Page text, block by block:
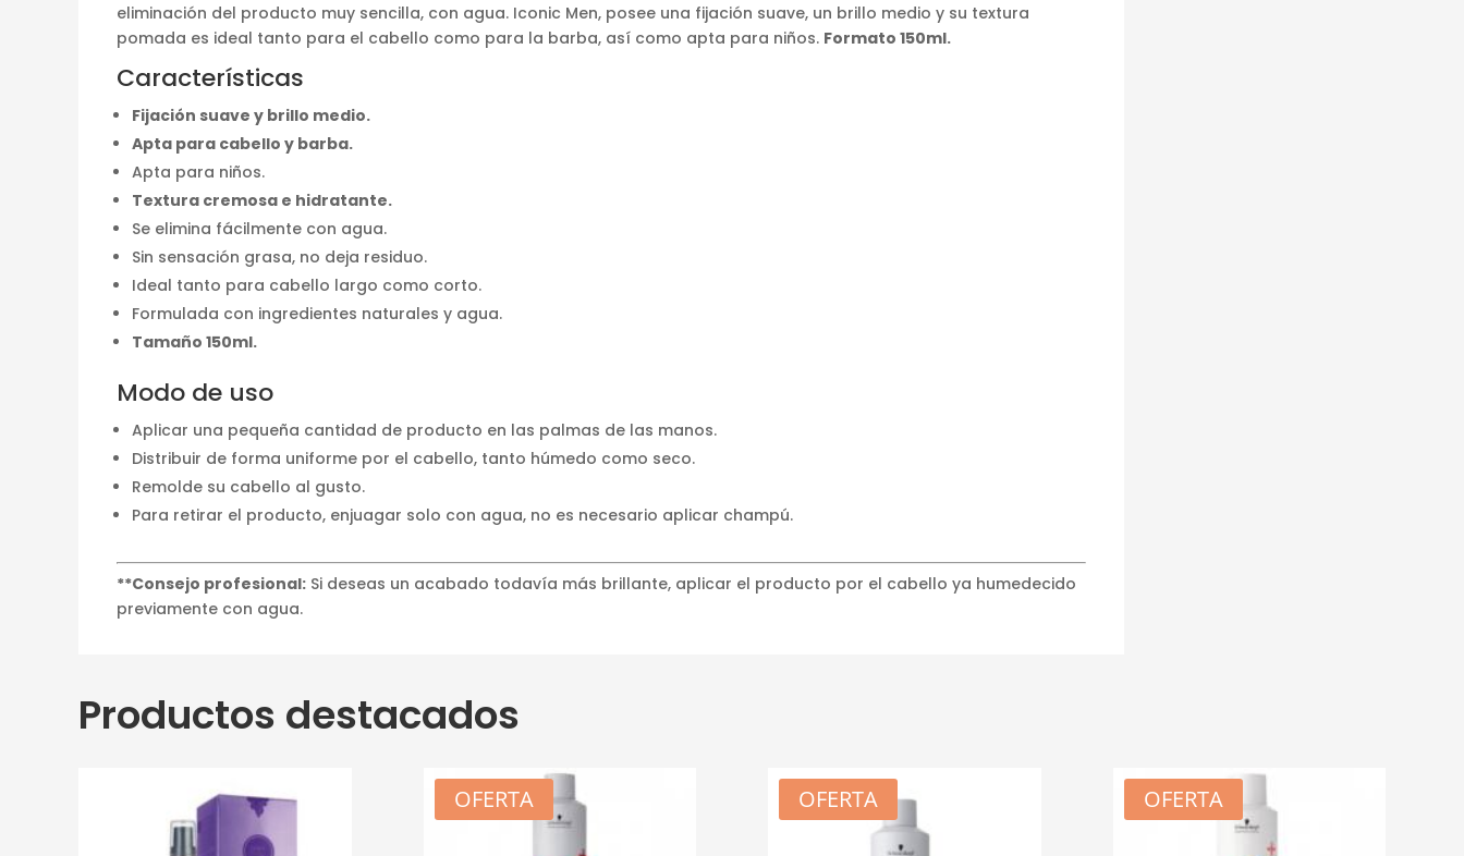
eliminación del producto muy sencilla, con agua. Iconic Men, posee una fijación suave, un brillo medio y su textura
pomada es ideal tanto para el cabello como para la barba, así como apta para niños. Formato 150ml.
Características
Fijación suave y brillo medio.
Apta para cabello y barba.
Apta para niños.
Textura cremosa e hidratante.
Se elimina fácilmente con agua.
Sin sensación grasa, no deja residuo.
Ideal tanto para cabello largo como corto.
Formulada con ingredientes naturales y agua.
Tamaño 150ml.
Modo de uso
Aplicar una pequeña cantidad de producto en las palmas de las manos.
Distribuir de forma uniforme por el cabello, tanto húmedo como seco.
Remolde su cabello al gusto.
Para retirar el producto, enjuagar solo con agua, no es necesario aplicar champú.
**Consejo profesional: Si deseas un acabado todavía más brillante, aplicar el producto por el cabello ya humedecido
previamente con agua.
Productos destacados
OFERTA OFERTA OFERTA